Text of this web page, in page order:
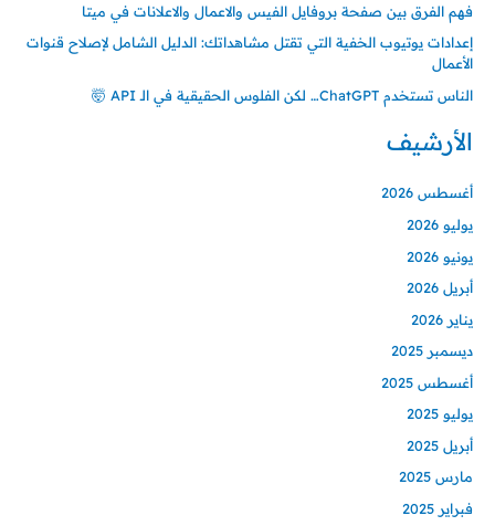
فهم الفرق بين صفحة بروفايل الفيس والاعمال والاعلانات في ميتا
إعدادات يوتيوب الخفية التي تقتل مشاهداتك: الدليل الشامل لإصلاح قنوات
الأعمال
الناس تستخدم ChatGPT… لكن الفلوس الحقيقية في الـ API 🤯
الأرشيف
أغسطس 2026
يوليو 2026
يونيو 2026
أبريل 2026
يناير 2026
ديسمبر 2025
أغسطس 2025
يوليو 2025
أبريل 2025
مارس 2025
فبراير 2025